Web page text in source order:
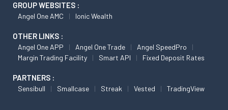
GROUP WEBSITES :
Angel One AMC Ionic Wealth
OTHER LINKS :
Angel One APP Angel One Trade
Angel SpeedPro
Margin Trading Facility
Smart API Fixed Deposit Rates
PARTNERS :
Sensibull Smallcase Streak Vested TradingView